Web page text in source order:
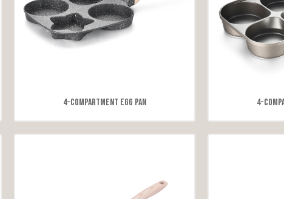
4-Compartment Egg Pan 4-